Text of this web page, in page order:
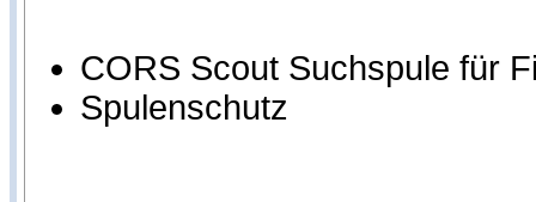
CORS Scout Suchspule für
Spulenschutz